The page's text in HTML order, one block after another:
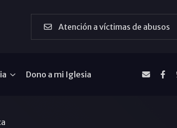
Atención a víctimas de abusos
Dono a mi Iglesia